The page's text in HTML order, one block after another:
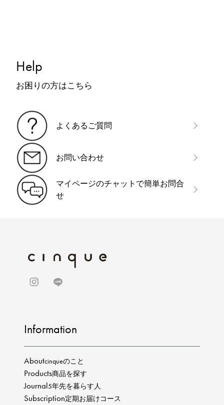
Help
お困りの方はこちら
よくあるご質問
お問い合わせ
マイページのチャットで簡単お問合
せ
Information
Aboutcinqueのこと
Products商品を探す
Journal5年先を暮らす人
Subscription定期お届けコース